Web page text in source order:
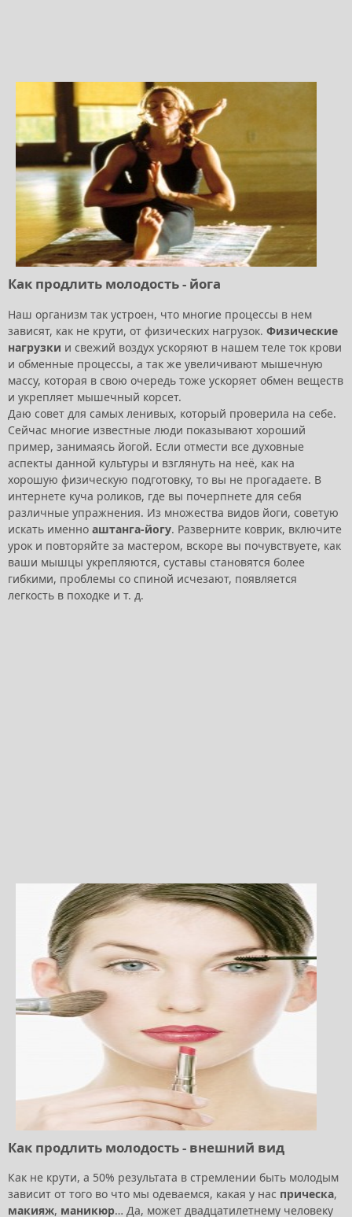
Как продлить молодость - йога
Наш организм так устроен, что многие процессы в нем
зависят, как не крути, от физических нагрузок. Физические
нагрузки и свежий воздух ускоряют в нашем теле ток крови
и обменные процессы, а так же увеличивают мышечную
массу, которая в свою очередь тоже ускоряет обмен веществ
и укрепляет мышечный корсет.
Даю совет для самых ленивых, который проверила на себе.
Сейчас многие известные люди показывают хороший
пример, занимаясь йогой. Если отмести все духовные
аспекты данной культуры и взглянуть на неё, как на
хорошую физическую подготовку, то вы не прогадаете. В
интернете куча роликов, где вы почерпнете для себя
различные упражнения. Из множества видов йоги, советую
искать именно аштанга-йогу. Разверните коврик, включите
урок и повторяйте за мастером, вскоре вы почувствуете, как
ваши мышцы укрепляются, суставы становятся более
гибкими, проблемы со спиной исчезают, появляется
легкость в походке и т. д.
Как продлить молодость - внешний вид
Как не крути, а 50% результата в стремлении быть молодым
зависит от того во что мы одеваемся, какая у нас прическа,
макияж, маникюр… Да, может двадцатилетнему человеку